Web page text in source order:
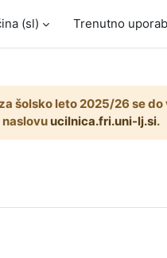
‎(sl)‎ Trenutno
šolsko leto 2025/26 se
naslovu ucilnica.fri.uni-lj.si.